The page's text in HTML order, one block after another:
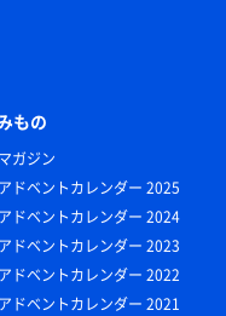
もの
マガジン
アドベントカレンダー 2025
アドベントカレンダー 2024
アドベントカレンダー 2023
アドベントカレンダー 2022
アドベントカレンダー 2021